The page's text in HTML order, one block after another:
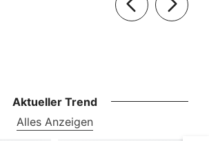
Aktueller Trend
Alles Anzeigen